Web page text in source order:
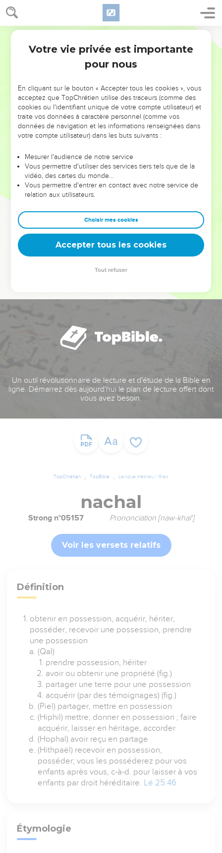
NE MANQUEZ PAS L’ÉVÉNEMENT
DE L’ANNÉE !
ET SI LEURS ERREURS POUVAIENT VOUS ÉVITER LES
VOTRES ?
leur foi ou leur vision. Mais on voit moins les doutes, les erreurs
et les saisons difficiles qu'ils ont traversés, alors même que ce
sont elles qui les ont façonnés.
Dans cette conférence, leaders, entrepreneurs, et responsables
clés pour avancer avec plus de sagesse afin que leurs erreurs
deviennent vos tremplins. Que vous guidiez un ministère, une
équipe, un groupe ou une famille, leur expérience est faite
Un outil révolutionnaire de lecture et d'étude de la Bible en
ligne. Démarrez dès aujourd'hui le plan de lecture offert dont
vous avez besoin.
TopChrétien TopBible Lexique Hébreu / Grec
nachal
Strong n°05157 Prononciation [naw-khal']
Voir les versets relatifs
Définition
obtenir en possession, acquérir, hériter,
posséder, recevoir une possession, prendre
une possession
(Qal)
prendre possession, hériter
avoir ou obtenir une propriété (fig.)
partager une terre pour une possession
acquérir (par des témoignages) (fig.)
(Piel) partager, mettre en possession
(Hiphil) mettre, donner en possession ; faire
acquérir, laisser en héritage, accorder
(Hophal) avoir reçu en partage
(Hithpaël) recevoir en possession,
posséder; vous les posséderez pour vos
enfants après vous, c-à-d. pour laisser à vos
enfants par droit héréditaire. Lé 25:46
Étymologie
Votre vie privée est importante
pour nous
En cliquant sur le bouton « Accepter tous les cookies », vous
acceptez que TopChrétien utilise des traceurs (comme des
cookies ou l'identifiant unique de votre compte utilisateur) et
traite vos données à caractère personnel (comme vos
données de navigation et les informations renseignées dans
votre compte utilisateur) dans les buts suivants :
Mesurer l'audience de notre service
Vous permettre d'utiliser des services tiers tels que de la
vidéo, des cartes du monde…
Vous permettre d'entrer en contact avec notre service de
relation aux utilisateurs.
Choisir mes cookies
Accepter tous les cookies
Tout refuser